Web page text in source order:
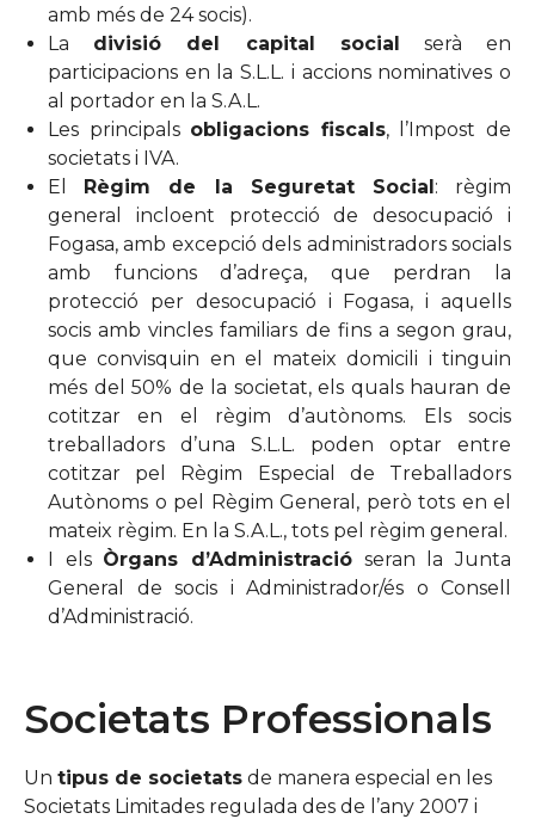
amb més de 24 socis).
La divisió del capital social serà en
participacions en la S.L.L. i accions nominatives o
al portador en la S.A.L.
Les principals obligacions fiscals, l’Impost de
societats i IVA.
El Règim de la Seguretat Social: règim
general incloent protecció de desocupació i
Fogasa, amb excepció dels administradors socials
amb funcions d’adreça, que perdran la
protecció per desocupació i Fogasa, i aquells
socis amb vincles familiars de fins a segon grau,
que convisquin en el mateix domicili i tinguin
més del 50% de la societat, els quals hauran de
cotitzar en el règim d’autònoms. Els socis
treballadors d’una S.L.L. poden optar entre
cotitzar pel Règim Especial de Treballadors
Autònoms o pel Règim General, però tots en el
mateix règim. En la S.A.L., tots pel règim general.
I els Òrgans d’Administració seran la Junta
General de socis i Administrador/és o Consell
d’Administració.
Societats Professionals
Un tipus de societats de manera especial en les
Societats Limitades regulada des de l’any 2007 i